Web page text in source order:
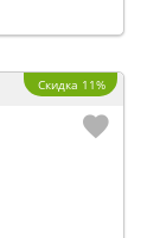
Скидка 11%